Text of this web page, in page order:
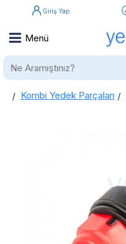
Giriş Yap
Ne
home
Kombi Yedek Parçaları